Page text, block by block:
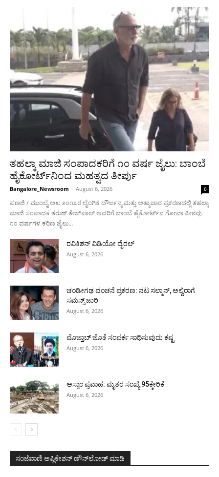
ತಹಲ್ಕಾ ಮಾಜಿ ಸಂಪಾದಕರಿಗೆ ೧೦ ವರ್ಷ ಜೈಲು: ಬಾಂಬೆ
ಹೈಕೋರ್ಟ್‌ನಿಂದ ಮಹತ್ವದ ತೀರ್ಪು
Bangalore_Newsroom - August 6, 2026 0
ಪಣಜಿ / ಮುಂಬೈ ಅ೬: ೨೦೧೩ರ ಲೈಂಗಿಕ ದೌರ್ಜನ್ಯ ಮತ್ತು ಅತ್ಯಾಚಾರ ಪ್ರಕರಣದಲ್ಲಿ ತಹಲ್ಕಾ
ಮಾಜಿ ಸಂಪಾದಕ ತರುಣ್ ತೇಜ್‌ಪಾಲ್ ಅವರಿಗೆ ಬಾಂಬೆ ಹೈಕೋರ್ಟ್‌ನ ಗೋವಾ ಪೀಠವು
೧೦ ವರ್ಷಗಳ ಕಠಿಣ ಜೈಲು...
ರವಿಕಿಶನ್ ವಿಡಿಯೋ ವೈರಲ್
August 6, 2026
ಚಂಡೀಗಢ ವಂಚನೆ ಪ್ರಕರಣ: ನಟ ಸಲ್ಮಾನ್, ಅಲ್ವಿರಾಗೆ
ಸಮನ್ಸ್ ಜಾರಿ
August 6, 2026
ಮೊಜ್ತಾಬ್ ಜೊತೆ ಸಂಪರ್ಕ ಸಾಧಿಸುವುದು ಕಷ್ಟ
August 6, 2026
ಅಸ್ಸಾಂ ಪ್ರವಾಹ: ಮೃತರ ಸಂಖ್ಯೆ 95ಕ್ಕೇರಿಕೆ
August 6, 2026
ಸಂಜೆವಾಣಿ ಅಪ್ಲಿಕೇಶನ್ ಡೌನ್‌ಲೋಡ್ ಮಾಡಿ